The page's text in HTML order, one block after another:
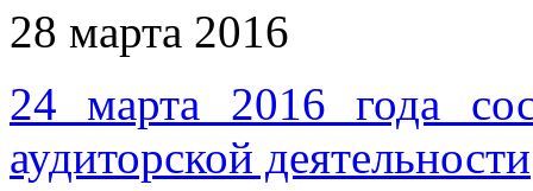
28 марта 2016
24 марта 2016 года
аудиторской деятельности